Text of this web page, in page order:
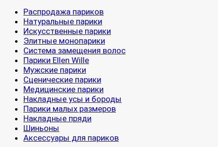
Распродажа париков
Натуральные парики
Искусственные парики
Элитные монопарики
Система замещения волос
Парики Ellen Wille
Мужские парики
Сценические парики
Медицинские парики
Накладные усы и бороды
Парики малых размеров
Накладные пряди
Шиньоны
Аксессуары для париков